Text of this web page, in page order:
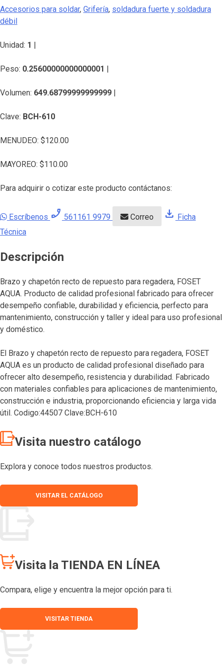
Accesorios para soldar, Grifería, soldadura fuerte y soldadura
débil
Unidad: 1 |
Peso: 0.25600000000000001 |
Volumen: 649.68799999999999 |
Clave: BCH-610
MENUDEO: $120.00
MAYOREO: $110.00
Para adquirir o cotizar este producto contáctanos:
Escríbenos phone_enabled 561161 9979 Correo download Ficha
Técnica
Descripción
Brazo y chapetón recto de repuesto para regadera, FOSET
AQUA. Producto de calidad profesional fabricado para ofrecer
desempeño confiable, durabilidad y eficiencia, perfecto para
mantenimiento, construcción y taller y ideal para uso profesional
y doméstico.
El Brazo y chapetón recto de repuesto para regadera, FOSET
AQUA es un producto de calidad profesional diseñado para
ofrecer alto desempeño, resistencia y durabilidad. Fabricado
con materiales confiables para aplicaciones de mantenimiento,
construcción e industria, proporcionando eficiencia y larga vida
útil. Codigo:44507 Clave:BCH-610
Visita nuestro catálogo
Explora y conoce todos nuestros productos.
VISITAR EL CATÁLOGO
Visita la TIENDA EN LÍNEA
Compara, elige y encuentra la mejor opción para ti.
VISITAR TIENDA